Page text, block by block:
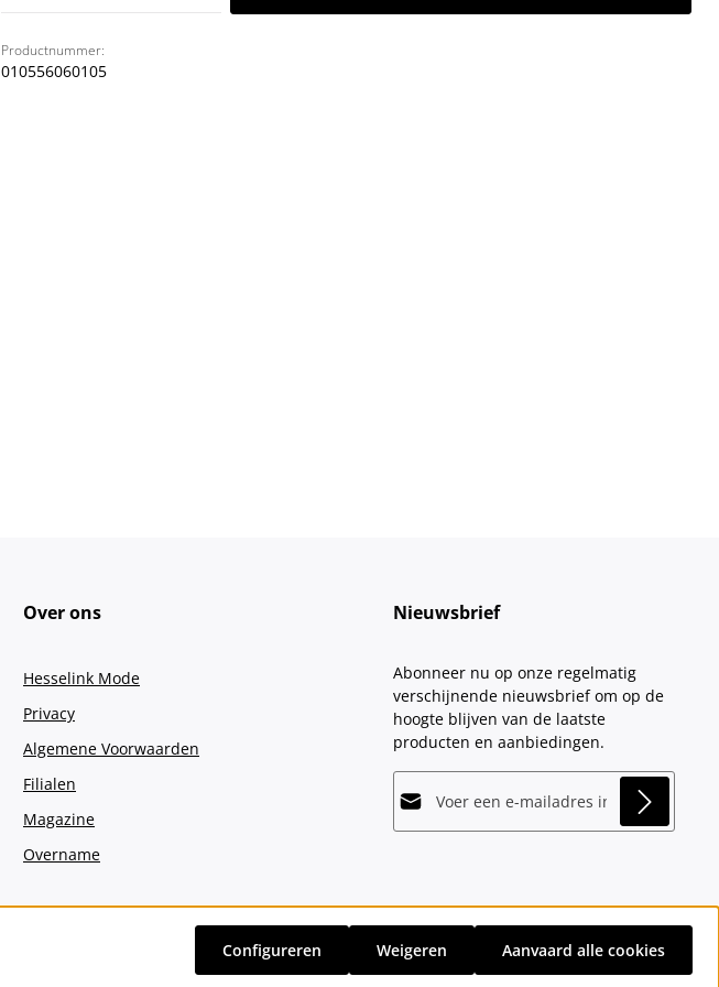
Productnummer:
010556060105
Over ons
Hesselink Mode
Privacy
Algemene Voorwaarden
Filialen
Magazine
Overname
Nieuwsbrief
Abonneer nu op onze regelmatig
verschijnende nieuwsbrief om op de
hoogte blijven van de laatste
producten en aanbiedingen.
u dat u onze
gegevensbeschermingsinformatiehebt
gelezen en onze
algemene voorwaardenhebt
verzendkostenen eventuele bezorgkosten, indien niet anders vermeld.
Weigeren
Configureren Aanvaard alle cookies